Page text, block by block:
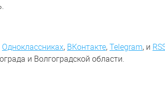
Одноклассниках, ВКонтакте,Telegram, и
и Волгоградской области.